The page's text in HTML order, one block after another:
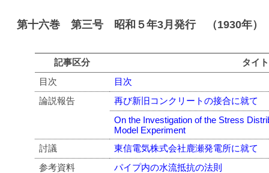
第十六巻 第三号 昭和５年3月発行 （1930年）
記事区分
タイ
目次
目次
論説報告
再び新旧コンクリートの接合に就て
On the Investigation of the Stress
Model Experiment
討議
東信電気株式会社鹿瀬発電所に就て
参考資料
パイプ内の水流抵抗の法則